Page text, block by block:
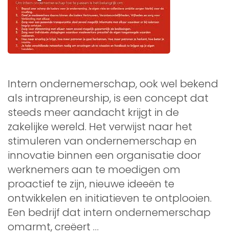
Intern ondernemerschap, ook wel bekend
als intrapreneurship, is een concept dat
steeds meer aandacht krijgt in de
zakelijke wereld. Het verwijst naar het
stimuleren van ondernemerschap en
innovatie binnen een organisatie door
werknemers aan te moedigen om
proactief te zijn, nieuwe ideeën te
ontwikkelen en initiatieven te ontplooien.
Een bedrijf dat intern ondernemerschap
omarmt, creëert …